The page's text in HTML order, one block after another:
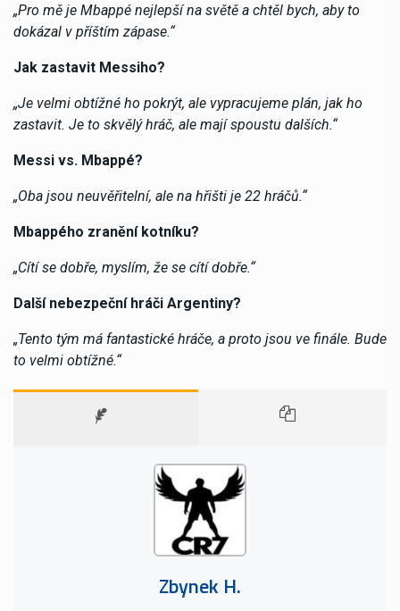
„Pro mě je Mbappé nejlepší na světě a chtěl bych, aby to
dokázal v příštím zápase.“
Jak zastavit Messiho?
„Je velmi obtížné ho pokrýt, ale vypracujeme plán, jak ho
zastavit. Je to skvělý hráč, ale mají spoustu dalších.“
Messi vs. Mbappé?
„Oba jsou neuvěřitelní, ale na hřišti je 22 hráčů.“
Mbappého zranění kotníku?
„Cítí se dobře, myslím, že se cítí dobře.“
Další nebezpeční hráči Argentiny?
„Tento tým má fantastické hráče, a proto jsou ve finále. Bude
to velmi obtížné.“
Zbynek H.